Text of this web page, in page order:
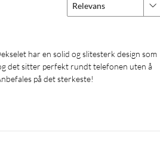
Relevans
det sitter perfekt rundt telefonen uten å
på det sterkeste!